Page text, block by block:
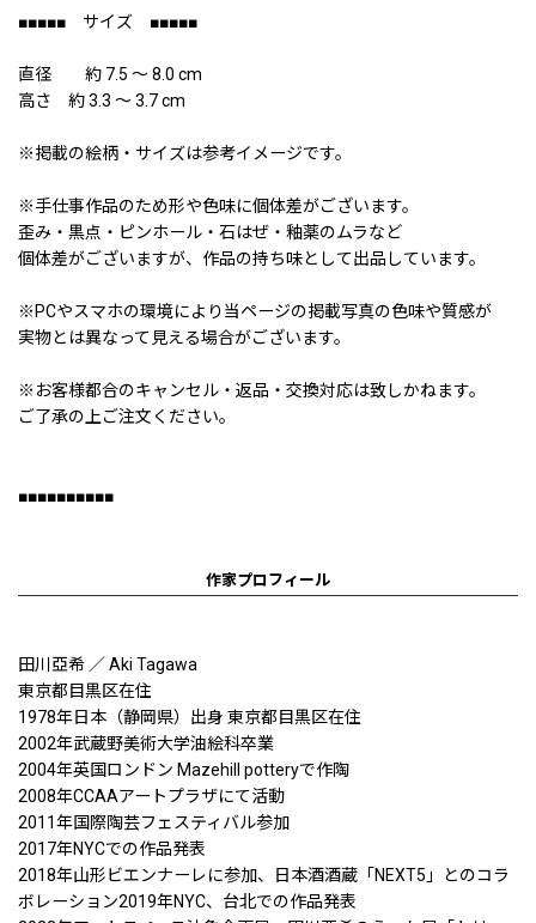
■■■■■ サイズ ■■■■■
直径 約 7.5 〜 8.0 cm
高さ 約 3.3 〜 3.7 cm
※掲載の絵柄・サイズは参考イメージです。
※手仕事作品のため形や色味に個体差がございます。
歪み・黒点・ピンホール・石はぜ・釉薬のムラなど
個体差がございますが、作品の持ち味として出品しています。
※PCやスマホの環境により当ページの掲載写真の色味や質感が
実物とは異なって見える場合がございます。
※お客様都合のキャンセル・返品・交換対応は致しかねます。
ご了承の上ご注文ください。
■■■■■■■■■■
作家プロフィール
田川亞希 ／ Aki Tagawa
東京都目黒区在住
1978年日本（静岡県）出身 東京都目黒区在住
2002年武蔵野美術大学油絵科卒業
2004年英国ロンドン Mazehill potteryで作陶
2008年CCAAアートプラザにて活動
2011年国際陶芸フェスティバル参加
2017年NYCでの作品発表
2018年山形ビエンナーレに参加、日本酒酒蔵「NEXT5」とのコラ
ボレーション2019年NYC、台北での作品発表